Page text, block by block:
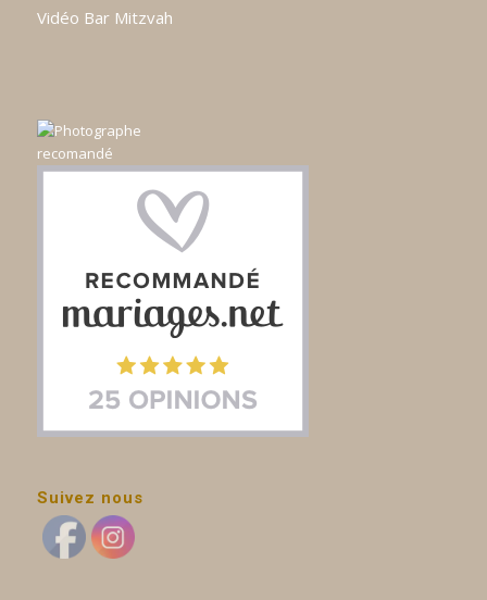
Vidéo Bar Mitzvah
Suivez nous